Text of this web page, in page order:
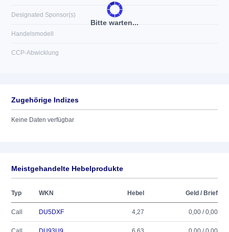
Bitte warten...
Designated Sponsor(s)
Handelsmodell
CCP-Abwicklung
Zugehörige Indizes
Keine Daten verfügbar
Meistgehandelte Hebelprodukte
Typ WKN Hebel Geld / Brief
Call DU5DXF 4,27 0,00 / 0,00